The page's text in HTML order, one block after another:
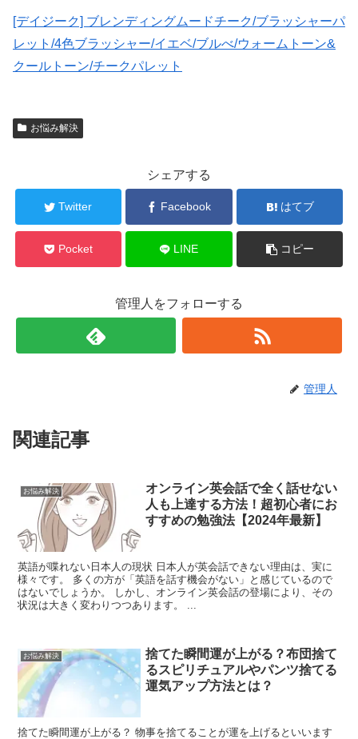
[デイジーク] ブレンディングムードチーク/ブラッシャーパ
レット/4色ブラッシャー/イエベ/ブルべ/ウォームトーン&
クールトーン/チークパレット
お悩み解決
シェアする
Twitter Facebook はてブ
Pocket LINE コピー
管理人をフォローする
管理人
関連記事
お悩み解決
オンライン英会話で全く話せない
人も上達する方法！超初心者にお
すすめの勉強法【2024年最新】
英語が喋れない日本人の現状 日本人が英会話できない理由は、実に
様々です。 多くの方が「英語を話す機会がない」と感じているので
はないでしょうか。 しかし、オンライン英会話の登場により、その
状況は大きく変わりつつあります。 ...
お悩み解決
捨てた瞬間運が上がる？布団捨て
るスピリチュアルやパンツ捨てる
運気アップ方法とは？
捨てた瞬間運が上がる？ 物事を捨てることが運を上げるといいます